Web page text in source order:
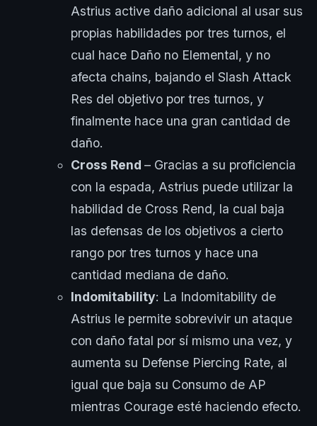
Astrius active daño adicional al usar sus
propias habilidades por tres turnos, el
cual hace Daño no Elemental, y no
afecta chains, bajando el Slash Attack
Res del objetivo por tres turnos, y
finalmente hace una gran cantidad de
daño.
Cross Rend – Gracias a su proficiencia
con la espada, Astrius puede utilizar la
habilidad de Cross Rend, la cual baja
las defensas de los objetivos a cierto
rango por tres turnos y hace una
cantidad mediana de daño.
Indomitability: La Indomitability de
Astrius le permite sobrevivir un ataque
con daño fatal por sí mismo una vez, y
aumenta su Defense Piercing Rate, al
igual que baja su Consumo de AP
mientras Courage esté haciendo efecto.